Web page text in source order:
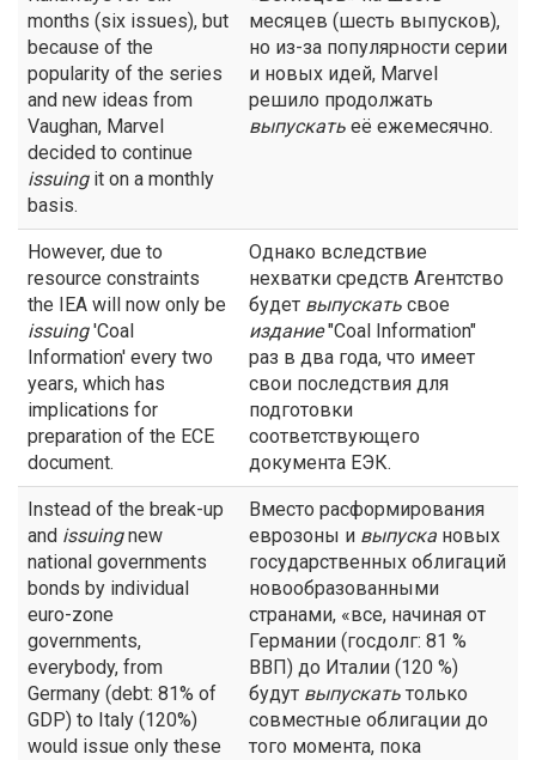
months (six issues), but
because of the
popularity of the series
and new ideas from
Vaughan, Marvel
decided to continue
issuingit on a monthly
basis.
месяцев (шесть выпусков),
но из-за популярности серии
и новых идей, Marvel
решило продолжать
выпускать её ежемесячно.
However, due to
resource constraints
the IEA will now only be
issuing'Coal
Information' every two
years, which has
implications for
preparation of the ECE
document.
Однако вследствие
нехватки средств Агентство
будет выпускать свое
издание"Coal Information"
раз в два года, что имеет
свои последствия для
подготовки
соответствующего
документа ЕЭК.
Instead of the break-up
and issuingnew
national governments
bonds by individual
euro-zone
governments,
everybody, from
Germany (debt: 81% of
GDP) to Italy (120%)
would issue only these
Вместо расформирования
еврозоны и выпуска новых
государственных облигаций
новообразованными
странами, «все, начиная от
Германии (госдолг: 81 %
ВВП) до Италии (120 %)
будут выпускать только
совместные облигации до
того момента, пока